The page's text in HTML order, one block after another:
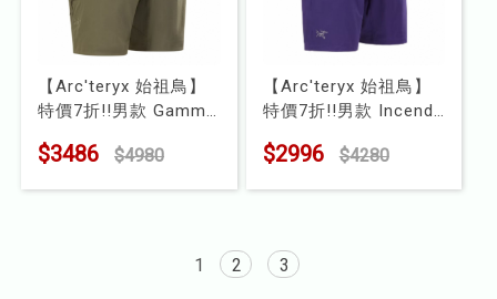
【Arc'teryx 始祖鳥】
特價7折!!男款 Gamma
型號 : X000009531
$3486 $4980
【Arc'teryx 始祖鳥】
特價7折!!男款 Incendo
型號 : X000007791
$2996 $4280
1 2 3